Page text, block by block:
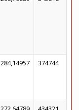
284,14957 374744